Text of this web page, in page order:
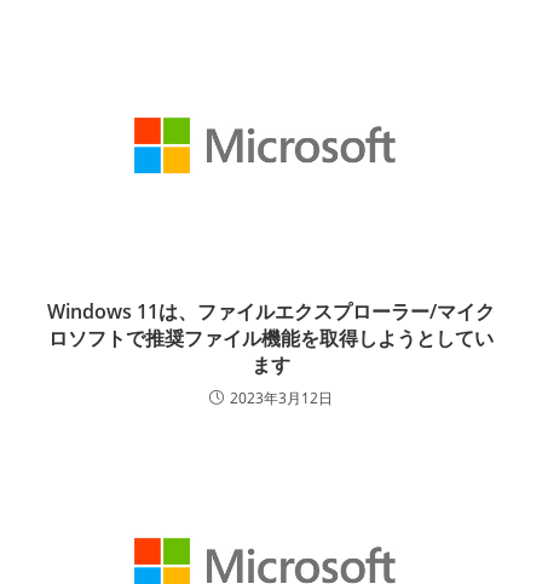
Windows 11は、ファイルエクスプローラー/マイク
ロソフトで推奨ファイル機能を取得しようとしてい
ます
2023年3月12日